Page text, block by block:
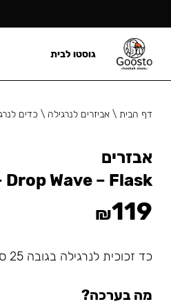
דף הבית\ אביזרים לנרגילה \ כדים
אבזרים
Drop Wave – Flask
₪119
כד זכוכית לנרגילה בגובה 25 ס”מ. מתאים לרוב הנרגילות שמתחברות עם גומיה.
מה בערכה?
גוסטו לבית